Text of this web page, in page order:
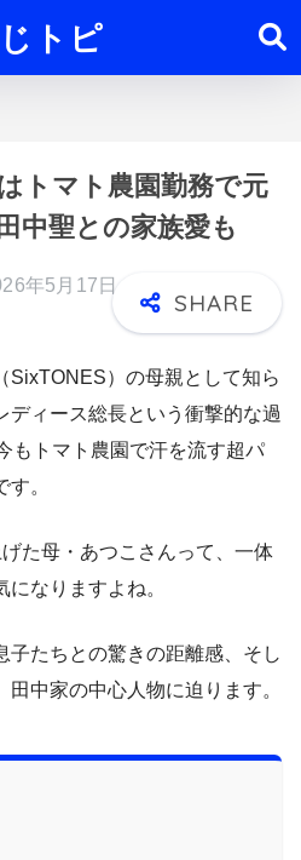
トピ
トマト農園勤務で元
中聖との家族愛も
年5月17日
SixTONES）の母親として知ら
ディース総長という衝撃的な過
もトマト農園で汗を流す超パ
。
た母・あつこさんって、一体
なりますよね。
子たちとの驚きの距離感、そし
中家の中心人物に迫ります。